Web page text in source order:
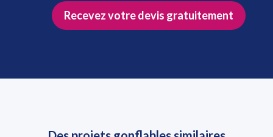
Recevez votre devis gratuitement